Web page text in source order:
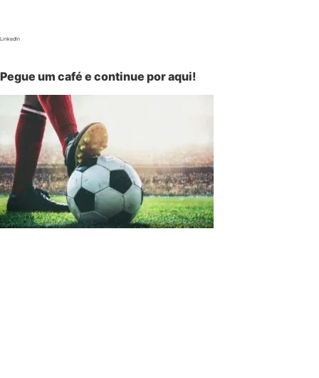
LinkedIn
Pegue um café e continue por aqui!